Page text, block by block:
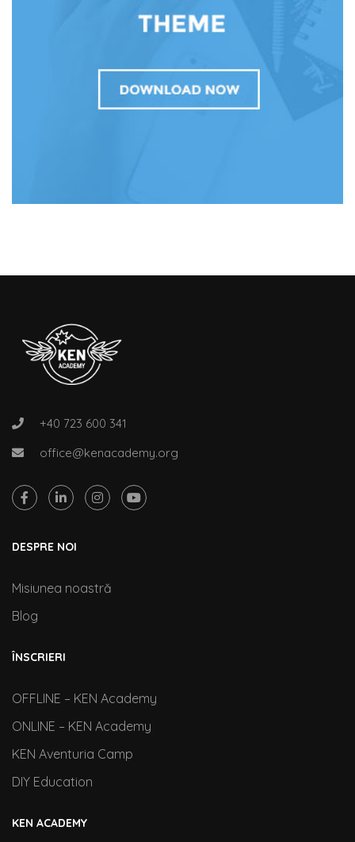
+40 723 600 341
office@kenacademy.org
DESPRE NOI
Misiunea noastră
Blog
ÎNSCRIERI
OFFLINE – KEN Academy
ONLINE – KEN Academy
KEN Aventuria Camp
DIY Education
KEN ACADEMY